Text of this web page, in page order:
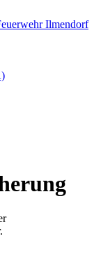
Ilmendorf